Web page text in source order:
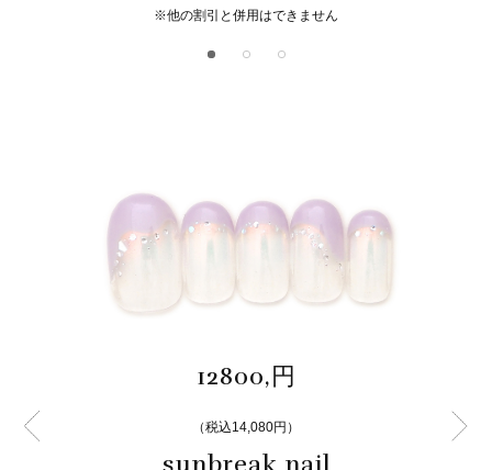
※他の割引と併用はできません
12800,円
（税込14,080円）
sunbreak nail